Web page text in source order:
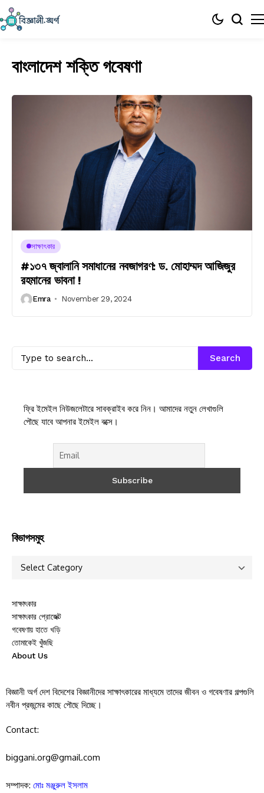
বাংলাদেশ শক্তি গবেষণা
সাক্ষাৎকার
#১৩৭ জ্বালানি সমাধানের নবজাগরণ: ড. মোহাম্মদ আজিজুর
রহমানের ভাবনা !
Emra November 29, 2024
Search
ফ্রি ইমেইল নিউজলেটারে সাবক্রাইব করে নিন। আমাদের নতুন লেখাগুলি
পৌছে যাবে আপনার ইমেইল বক্সে।
বিভাগসমুহ
সাক্ষাৎকার
সাক্ষাৎকার প্রোজেক্ট
গবেষণায় হাতে খড়ি
তোমাকেই খুঁজছি
About Us
বিজ্ঞানী অর্গ দেশ বিদেশের বিজ্ঞানীদের সাক্ষাৎকারের মাধ্যমে তাদের জীবন ও গবেষণার গল্পগুলি
নবীন প্রজন্মের কাছে পৌছে দিচ্ছে।
Contact:
biggani.org@gmail.com
সম্পাদক: মোঃ মঞ্জুরুল ইসলাম